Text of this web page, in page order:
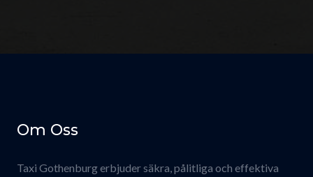
Om Oss
Taxi Gothenburg erbjuder säkra, pålitliga och effektiva